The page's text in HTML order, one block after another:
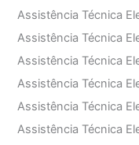
Assistência Técnica
Assistência Técnica
Assistência Técnica
Assistência Técnica
Assistência Técnica
Assistência Técnica